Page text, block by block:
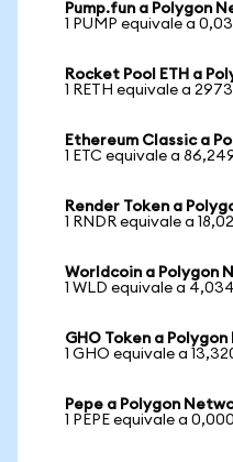
Pump.fun a Polygon
1 PUMP equivale a
Rocket Pool ETH a
1 RETH equivale a
Ethereum Classic a
1 ETC equivale a
Render Token a
1 RNDR equivale a
Worldcoin a Polygon
1 WLD equivale a
GHO Token a
1 GHO equivale a
Pepe a Polygon
1 PEPE equivale a